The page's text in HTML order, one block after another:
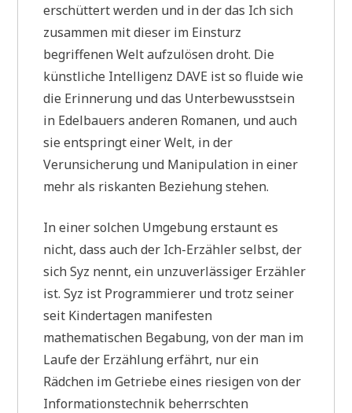
erschüttert werden und in der das Ich sich
zusammen mit dieser im Einsturz
begriffenen Welt aufzulösen droht. Die
künstliche Intelligenz DAVE ist so fluide wie
die Erinnerung und das Unterbewusstsein
in Edelbauers anderen Romanen, und auch
sie entspringt einer Welt, in der
Verunsicherung und Manipulation in einer
mehr als riskanten Beziehung stehen.
In einer solchen Umgebung erstaunt es
nicht, dass auch der Ich-Erzähler selbst, der
sich Syz nennt, ein unzuverlässiger Erzähler
ist. Syz ist Programmierer und trotz seiner
seit Kindertagen manifesten
mathematischen Begabung, von der man im
Laufe der Erzählung erfährt, nur ein
Rädchen im Getriebe eines riesigen von der
Informationstechnik beherrschten